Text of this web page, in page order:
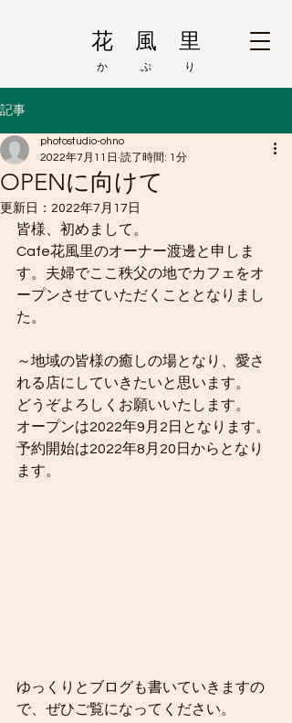
花 風 里
か ぷ り
記事
OPENに向けて
photostudio-ohno
2022年7月11日 読了時間: 1分
更新日： 2022年7月17日
皆様、初めまして。
Cafe花風里のオーナー渡邊と申しま
す。夫婦でここ秩父の地でカフェをオ
ープンさせていただくこととなりまし
た。
～地域の皆様の癒しの場となり、愛さ
れる店にしていきたいと思います。
どうぞよろしくお願いいたします。
オープンは2022年9月2日となります。
予約開始は2022年8月20日からとなり
ます。
ゆっくりとブログも書いていきますの
で、ぜひご覧になってください。